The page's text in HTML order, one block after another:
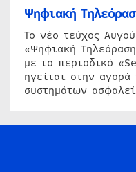
Ψηφιακή
Το νέο τεύχος
«Ψηφιακή
με το περιοδικό
ηγείται στην
συστημάτων